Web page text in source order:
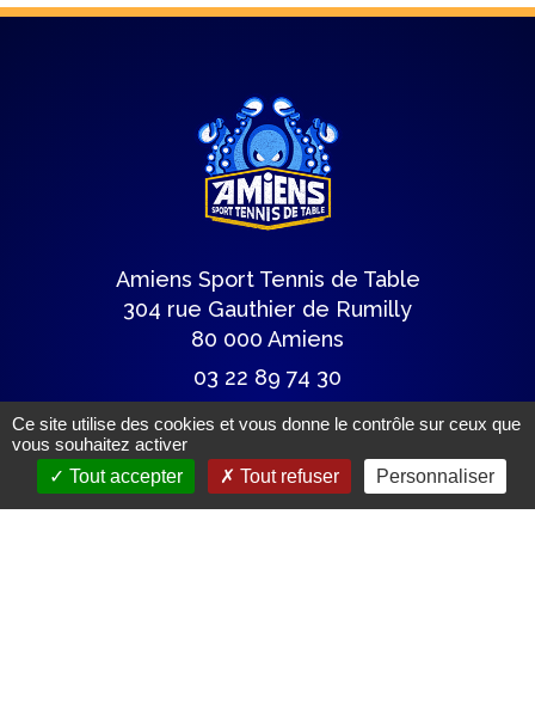
Amiens Sport Tennis de Table
304 rue Gauthier de Rumilly
80 000 Amiens
03 22 89 74 30
astt@wanadoo.fr
Ce site utilise des cookies et vous donne le contrôle sur ceux que
vous souhaitez activer
Tout accepter
Tout refuser Personnaliser